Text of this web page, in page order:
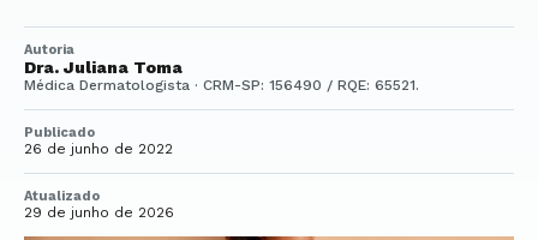
Autoria
Dra. Juliana Toma
Médica Dermatologista · CRM-SP: 156490 / RQE: 65521.
Publicado
26 de junho de 2022
Atualizado
29 de junho de 2026